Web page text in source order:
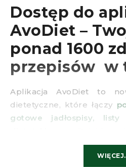
Dostęp do
AvoDiet –
ponad 1600
przepisów w
Aplikacja AvoDiet to
dietetyczne, które łączy
gotowe jadłospisy,
odchudzanie i
łatwe, szybkie i przyjemne.